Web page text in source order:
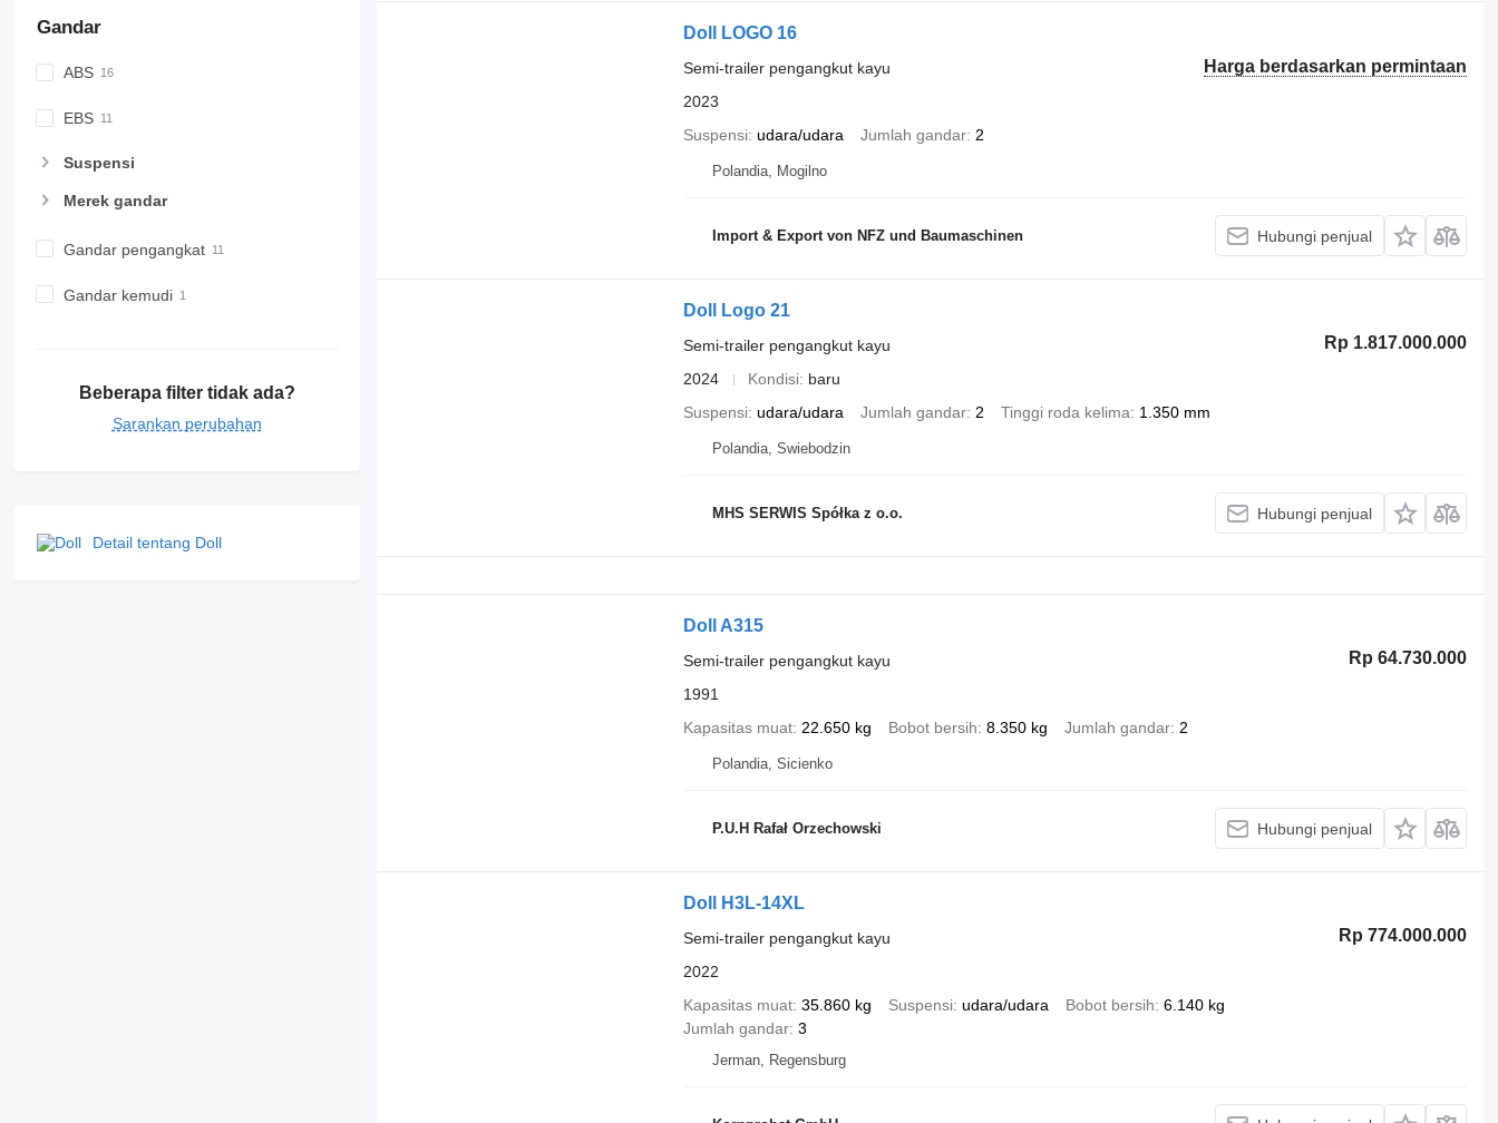
Gandar
ABS
EBS
Suspensi
Merek gandar
Gandar pengangkat
Gandar kemudi
Beberapa filter tidak ada?
Sarankan perubahan
Detail tentang Doll
Doll LOGO 16
Harga berdasarkan permintaan
Semi-trailer pengangkut kayu
2023
Suspensi udara/udara Jumlah gandar 2
Polandia, Mogilno
Import & Export von NFZ und Baumaschinen Hubungi penjual
Doll Logo 21
Rp 1.817.000.000
Semi-trailer pengangkut kayu
2024
Kondisi baru
Suspensi udara/udara Jumlah gandar 2 Tinggi roda kelima 1.350 mm
Polandia, Swiebodzin
MHS SERWIS Spółka z o.o. Hubungi penjual
Doll A315
Rp 64.730.000
Semi-trailer pengangkut kayu
1991
Kapasitas muat 22.650 kg Bobot bersih 8.350 kg Jumlah gandar 2
Polandia, Sicienko
P.U.H Rafał Orzechowski Hubungi penjual
Doll H3L-14XL
Rp 774.000.000
Semi-trailer pengangkut kayu
2022
Kapasitas muat 35.860 kg Suspensi udara/udara Bobot bersih 6.140 kg
Jumlah gandar 3
Jerman, Regensburg